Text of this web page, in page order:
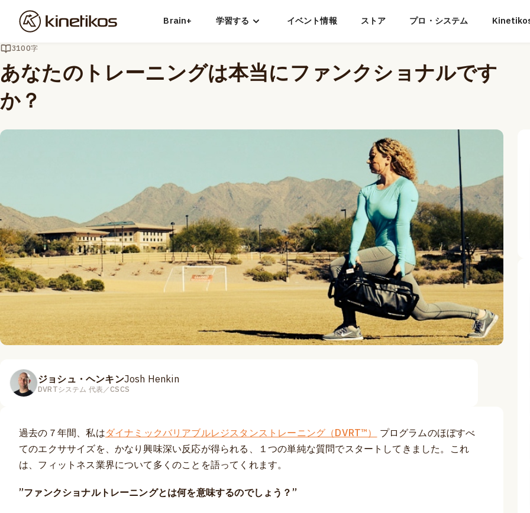
Brain+ 学習する イベント情報 ストア プロ・システム
3100字
あなたのトレーニングは本当にファンクショナルです
か？
ジョシュ・ヘンキンJosh Henkin
DVRTシステム 代表／CSCS
過去の７年間、私はダイナミックバリアブルレジスタンストレーニング（DVRT™）プログラムのほぼすべ
てのエクササイズを、かなり興味深い反応が得られる、１つの単純な質問でスタートしてきました。これ
は、フィットネス業界について多くのことを語ってくれます。
”ファンクショナルトレーニングとは何を意味するのでしょう？”